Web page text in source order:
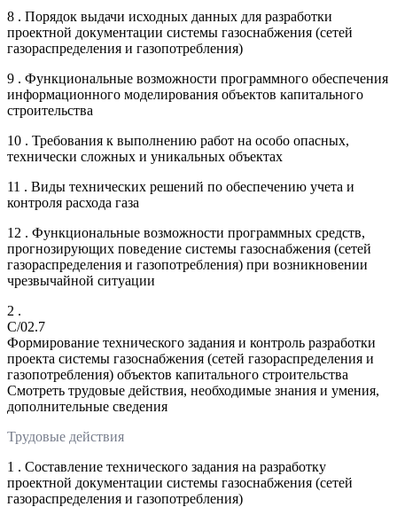
8 . Порядок выдачи исходных данных для разработки
проектной документации системы газоснабжения (сетей
газораспределения и газопотребления)
9 . Функциональные возможности программного обеспечения
информационного моделирования объектов капитального
строительства
10 . Требования к выполнению работ на особо опасных,
технически сложных и уникальных объектах
11 . Виды технических решений по обеспечению учета и
контроля расхода газа
12 . Функциональные возможности программных средств,
прогнозирующих поведение системы газоснабжения (сетей
газораспределения и газопотребления) при возникновении
чрезвычайной ситуации
2 .
C/02.7
Формирование технического задания и контроль разработки
проекта системы газоснабжения (сетей газораспределения и
газопотребления) объектов капитального строительства
Смотреть трудовые действия, необходимые знания и умения,
дополнительные сведения
Трудовые действия
1 . Составление технического задания на разработку
проектной документации системы газоснабжения (сетей
газораспределения и газопотребления)